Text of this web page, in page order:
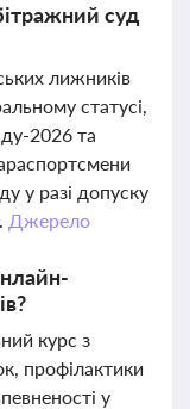
суд
лижників
статусі,
2026 та
у разі допуску
Джерело
курс з
профілактики
у